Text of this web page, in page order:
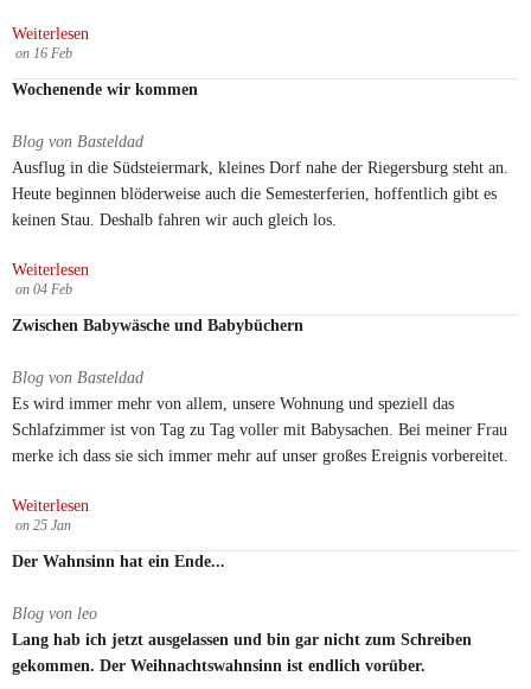
Weiterlesen
on 16 Feb
Wochenende wir kommen
Blog von Basteldad
Ausflug in die Südsteiermark, kleines Dorf nahe der Riegersburg steht an.
Heute beginnen blöderweise auch die Semesterferien, hoffentlich gibt es
keinen Stau. Deshalb fahren wir auch gleich los.
Weiterlesen
on 04 Feb
Zwischen Babywäsche und Babybüchern
Blog von Basteldad
Es wird immer mehr von allem, unsere Wohnung und speziell das
Schlafzimmer ist von Tag zu Tag voller mit Babysachen. Bei meiner Frau
merke ich dass sie sich immer mehr auf unser großes Ereignis vorbereitet.
Weiterlesen
on 25 Jan
Der Wahnsinn hat ein Ende...
Blog von leo
Lang hab ich jetzt ausgelassen und bin gar nicht zum Schreiben
gekommen. Der Weihnachtswahnsinn ist endlich vorüber.